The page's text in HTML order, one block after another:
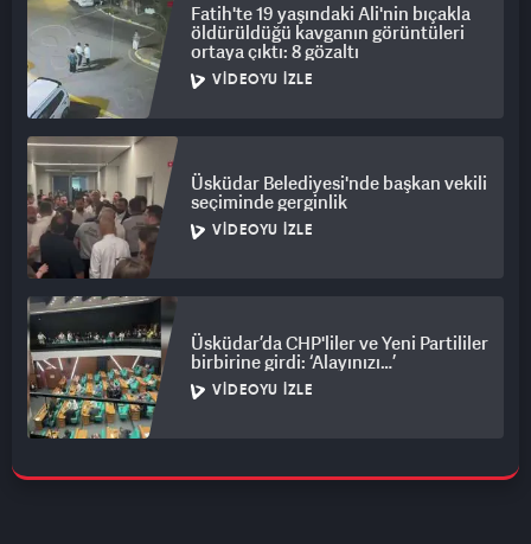
Fatih'te 19 yaşındaki Ali'nin bıçakla
öldürüldüğü kavganın görüntüleri
ortaya çıktı: 8 gözaltı
VIDEOYU İZLE
Üsküdar Belediyesi'nde başkan vekili
seçiminde gerginlik
VIDEOYU İZLE
Üsküdar’da CHP'liler ve Yeni Partililer
birbirine girdi: ‘Alayınızı…’
VIDEOYU İZLE